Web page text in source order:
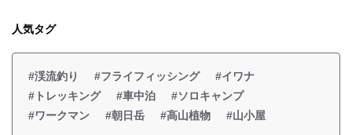
人気タグ
#渓流釣り #フライフィッシング
#イワナ
#トレッキング
#車中泊
#ソロキャンプ
#ワークマン
#朝日岳 #高山植物 #山小屋